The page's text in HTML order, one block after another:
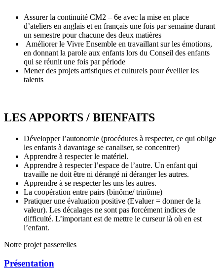
Assurer la continuité CM2 – 6e avec la mise en place
d’ateliers en anglais et en français une fois par semaine durant
un semestre pour chacune des deux matières
Améliorer le Vivre Ensemble en travaillant sur les émotions,
en donnant la parole aux enfants lors du Conseil des enfants
qui se réunit une fois par période
Mener des projets artistiques et culturels pour éveiller les
talents
LES APPORTS / BIENFAITS
Développer l’autonomie (procédures à respecter, ce qui oblige
les enfants à davantage se canaliser, se concentrer)
Apprendre à respecter le matériel.
Apprendre à respecter l’espace de l’autre. Un enfant qui
travaille ne doit être ni dérangé ni déranger les autres.
Apprendre à se respecter les uns les autres.
La coopération entre pairs (binôme/ trinôme)
Pratiquer une évaluation positive (Evaluer = donner de la
valeur). Les décalages ne sont pas forcément indices de
difficulté. L’important est de mettre le curseur là où en est
l’enfant.
Notre projet passerelles
Présentation